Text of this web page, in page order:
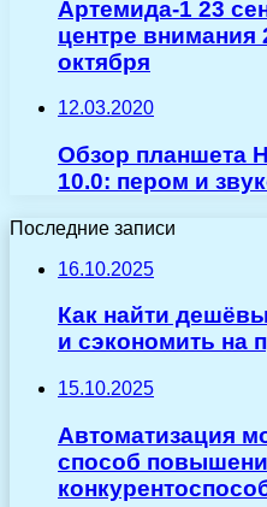
Артемида-1 23
центре внимания
октября
12.03.2020
Обзор планшета
10.0: пером и
Последние записи
16.10.2025
Как найти
и сэкономить на
15.10.2025
Автоматизация
способ